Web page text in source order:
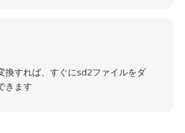
換すれば、すぐにsd2ファイルをダ
きます